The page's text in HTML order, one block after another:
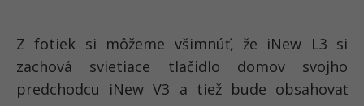
Z fotiek si môžeme všimnúť, že iNew L3 si
zachová svietiace tlačidlo domov svojho
predchodcu iNew V3 a tiež bude obsahovať